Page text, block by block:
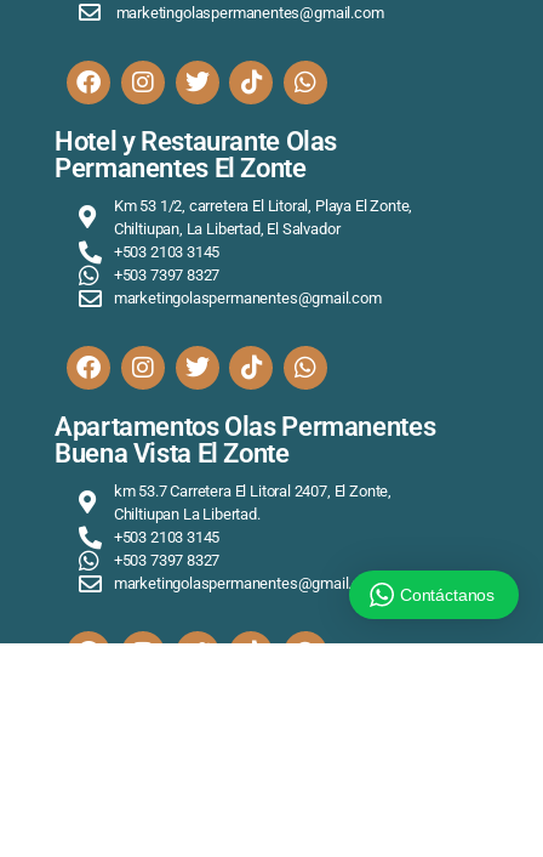
marketingolaspermanentes@gmail.com
Hotel y Restaurante Olas
Permanentes El Zonte
Km 53 1/2, carretera El Litoral, Playa El Zonte,
Chiltiupan, La Libertad, El Salvador
+503 2103 3145
+503 7397 8327
marketingolaspermanentes@gmail.com
Apartamentos Olas Permanentes
Buena Vista El Zonte
km 53.7 Carretera El Litoral 2407, El Zonte,
Chiltiupan La Libertad.
+503 2103 3145
+503 7397 8327
marketingolaspermanentes@gmail.com
Contáctanos